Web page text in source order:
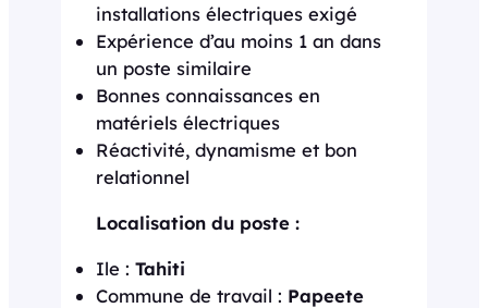
installations électriques exigé
Expérience d’au moins 1 an dans
un poste similaire
Bonnes connaissances en
matériels électriques
Réactivité, dynamisme et bon
relationnel
Localisation du poste :
Ile : Tahiti
Commune de travail : Papeete